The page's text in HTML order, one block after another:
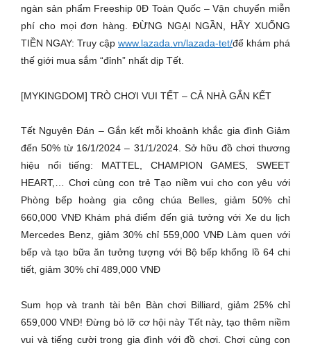
ngàn sản phẩm Freeship 0Đ Toàn Quốc – Vận chuyển miễn
phí cho mọi đơn hàng. ĐỪNG NGẠI NGẦN, HÃY XUỐNG
TIỀN NGAY: Truy cập www.lazada.vn/lazada-tet/để khám phá
thế giới mua sắm “đỉnh” nhất dịp Tết.
[MYKINGDOM] TRÒ CHƠI VUI TẾT – CẢ NHÀ GẮN KẾT
Tết Nguyên Đán – Gắn kết mỗi khoảnh khắc gia đình Giảm
đến 50% từ 16/1/2024 – 31/1/2024. Sở hữu đồ chơi thương
hiệu nổi tiếng: MATTEL, CHAMPION GAMES, SWEET
HEART,… Chơi cùng con trẻ Tạo niềm vui cho con yêu với
Phòng bếp hoàng gia công chúa Belles, giảm 50% chỉ
660,000 VNĐ Khám phá điểm đến giả tưởng với Xe du lịch
Mercedes Benz, giảm 30% chỉ 559,000 VNĐ Làm quen với
bếp và tạo bữa ăn tưởng tượng với Bộ bếp khổng lồ 64 chi
tiết, giảm 30% chỉ 489,000 VNĐ
Sum họp và tranh tài bên Bàn chơi Billiard, giảm 25% chỉ
659,000 VNĐ! Đừng bỏ lỡ cơ hội này Tết này, tạo thêm niềm
vui và tiếng cười trong gia đình với đồ chơi. Chơi cùng con